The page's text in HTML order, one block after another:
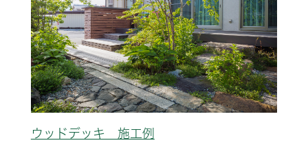
ウッドデッキ 施工例